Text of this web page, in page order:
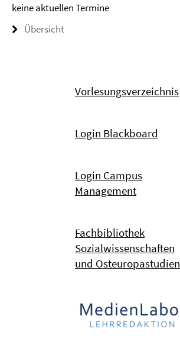
keine aktuellen Termine
Übersicht
Vorlesungsverzeichnis
Login Blackboard
Login Campus
Management
Fachbibliothek
Sozialwissenschaften
und Osteuropastudien